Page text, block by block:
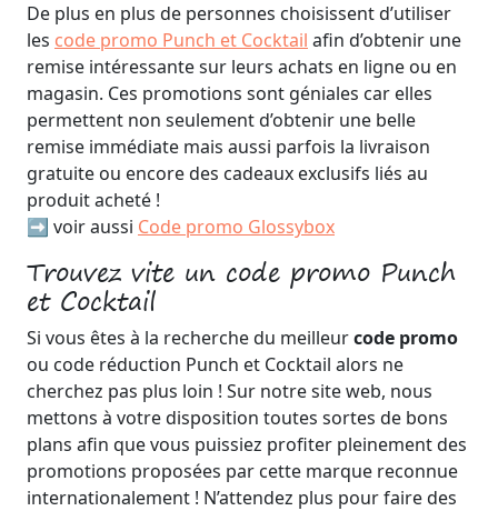
De plus en plus de personnes choisissent d’utiliser
les code promo Punch et Cocktail afin d’obtenir une
remise intéressante sur leurs achats en ligne ou en
magasin. Ces promotions sont géniales car elles
permettent non seulement d’obtenir une belle
remise immédiate mais aussi parfois la livraison
gratuite ou encore des cadeaux exclusifs liés au
produit acheté !
➡️ voir aussi Code promo Glossybox
Trouvez vite un code promo Punch
et Cocktail
Si vous êtes à la recherche du meilleurcode promo
ou code réduction Punch et Cocktail alors ne
cherchez pas plus loin ! Sur notre site web, nous
mettons à votre disposition toutes sortes de bons
plans afin que vous puissiez profiter pleinement des
promotions proposées par cette marque reconnue
internationalement ! N’attendez plus pour faire des